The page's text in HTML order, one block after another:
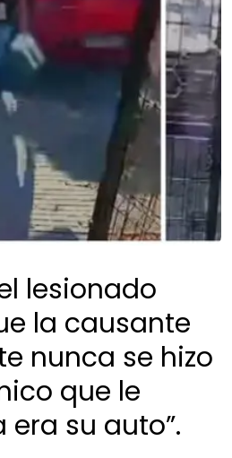
lesionado
la causante
nunca se hizo
que le
su auto”.